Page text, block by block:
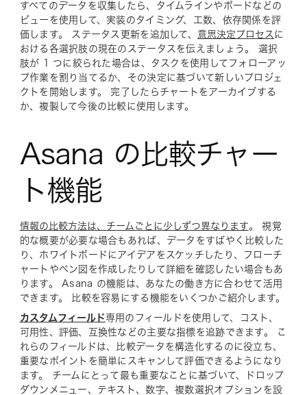
すべてのデータを収集したら、タイムラインやボードなどの
ビューを使用して、実装のタイミング、工数、依存関係を評
価します。 ステータス更新を追加して、 意思決定プロセス に
おける各選択肢の現在のステータスを伝えましょう。 選択
肢が 1 つに絞られた場合は、タスクを使用してフォローアッ
プ作業を割り当てるか、その決定に基づいて新しいプロジェ
クトを開始します。 完了したらチャートをアーカイブする
か、複製して今後の比較に使用します。
Asana の比較チャー
ト機能
情報の比較方法は、チームごとに少しずつ異なります。 視覚
的な概要が必要な場合もあれば、データをすばやく比較した
り、ホワイトボードにアイデアをスケッチしたり、フローチ
ャートやベン図を作成したりして詳細を確認したい場合もあ
ります。 Asana の機能は、あなたの働き方に合わせて活用
できます。 比較を容易にする機能をいくつかご紹介します。
カスタムフィールド 専用のフィールドを使用して、コスト、
可用性、評価、互換性などの主要な指標を追跡できます。 こ
れらのフィールドは、比較データを構造化するのに役立ち、
重要なポイントを簡単にスキャンして評価できるようになり
ます。 チームにとって最も重要なことに基づいて、ドロップ
ダウンメニュー、テキスト、数字、複数選択オプションを設